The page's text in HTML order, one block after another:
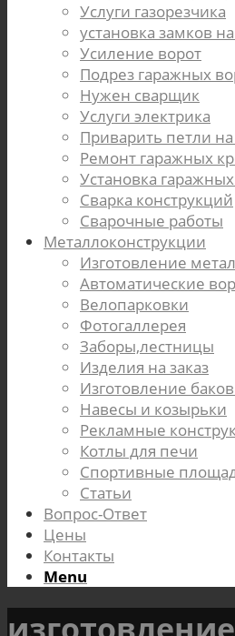
Услуги газорезчика
установка замков
Усиление ворот
Подрез гаражных
Нужен сварщик
Услуги электрика
Приварить петли
Ремонт гаражных
Установка
Cварка конструкций
Сварочные работы
Металлоконструкции
Изготовление
Автоматические
Велопарковки
Фотогаллерея
Заборы,лестницы
Изделия на заказ
Изготовление
Навесы и козырьки
Рекламные
Котлы для печи
Спортивные
Статьи
Вопрос-Ответ
Цены
Контакты
Menu